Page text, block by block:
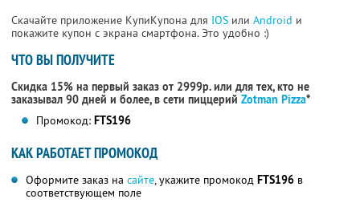
Скачайте приложение КупиКупона для IOS или Android и
покажите купон с экрана смартфона. Это удобно :)
ЧТО ВЫ ПОЛУЧИТЕ
Скидка 15% на первый заказ от 2999р. или для тех, кто не
заказывал 90 дней и более, в сети пиццерий Zotman Pizza*
Промокод: FTS196
КАК РАБОТАЕТ ПРОМОКОД
Оформите заказ на сайте, укажите промокод FTS196 в
соответствующем поле